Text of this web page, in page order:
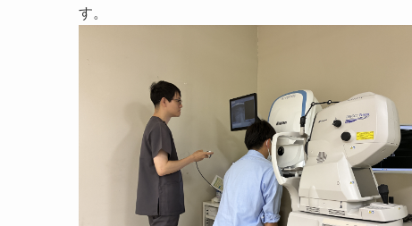
す。